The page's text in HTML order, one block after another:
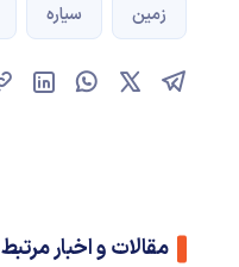
زمین سیاره
مقالات و اخبار مرتبط